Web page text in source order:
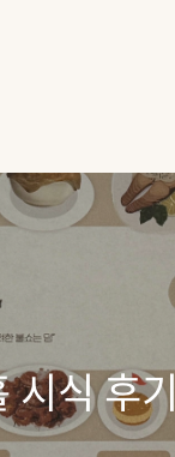
시식 후기